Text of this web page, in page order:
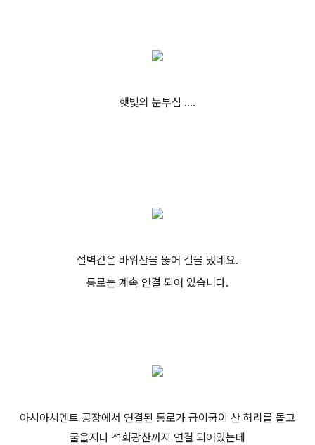
햇빛의 눈부심 ....
절벽같은 바위산을 뚫어 길을 냈네요.
통로는 계속 연결 되어 있습니다.
아시아시멘트 공장에서 연결된 통로가 굽이굽이 산 허리를 돌고
굴을지나 석회광산까지 연결 되어있는데